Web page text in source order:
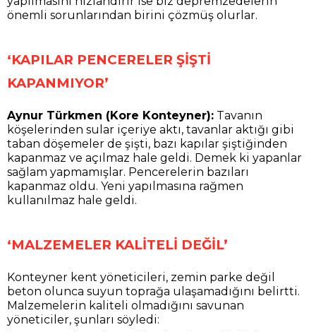
önemli sorunlarından birini çözmüş olurlar.
‘KAPILAR PENCERELER ŞİŞTİ
KAPANMIYOR’
Aynur Türkmen (Kore Konteyner): Tavanın
köşelerinden sular içeriye aktı, tavanlar aktığı gibi
taban döşemeler de şişti, bazı kapılar şiştiğinden
kapanmaz ve açılmaz hale geldi. Demek ki yapanlar
sağlam yapmamışlar. Pencerelerin bazıları
kapanmaz oldu. Yeni yapılmasına rağmen
kullanılmaz hale geldi.
‘MALZEMELER KALİTELİ DEĞİL’
Konteyner kent yöneticileri, zemin parke değil
beton olunca suyun toprağa ulaşamadığını belirtti.
Malzemelerin kaliteli olmadığını savunan
yöneticiler, şunları söyledi: